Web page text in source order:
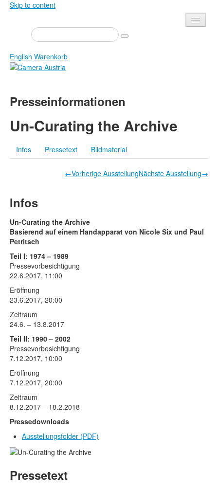
Skip to content
Presse
Veranstaltungen
Newsletter
Über uns
Ausschreibungen
Datenschutz
English Warenkorb
Zeitschrift
Ausstellungen
Edition
Fotoarchiv Pierre Bourdieu
Rechtliche Informationen
Presseinformationen
Un-Curating the Archive
Infos Pressetext Bildmaterial
←Vorherige AusstellungNächste Ausstellung→
Infos
Un-Curating the Archive
Basierend auf einem Handapparat von Nicole Six und Paul
Petritsch
Teil I: 1974 – 1989
Pressevorbesichtigung
22.6.2017, 11:00
Eröffnung
23.6.2017, 20:00
Zeitraum
24.6. – 13.8.2017
Teil II: 1990 – 2002
Pressevorbesichtigung
7.12.2017, 10:00
Eröffnung
7.12.2017, 20:00
Zeitraum
8.12.2017 – 18.2.2018
Pressedownloads
Ausstellungsfolder (PDF)
Pressetext